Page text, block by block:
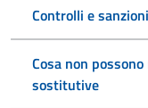
Controlli e sanzioni
Cosa non
sostitutive